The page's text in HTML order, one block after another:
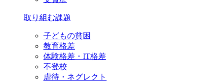
取り組む課題
子どもの貧困
教育格差
体験格差・IT格差
不登校
虐待・ネグレクト